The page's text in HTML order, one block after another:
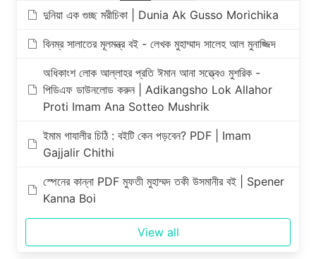
দুনিয়া এক গুচ্ছ মরীচিকা | Dunia Ak Gusso Morichika
বিনম্র সালাতের মূলমন্ত্র বই - লেখক মুহাম্মাদ সালেহ আল মুনাজ্জিদ
অধিকাংশ লোক আল্লাহর প্রতি ঈমান আনা সত্ত্বেও মুশরিক -
পিডিএফ ডাউনলোড করুন | Adikangsho Lok Allahor
Proti Imam Ana Sotteo Mushrik
ইমাম গাযালীর চিঠি : বইটি কেন পড়বেন? PDF | Imam
Gajjalir Chithi
স্পেনের কান্না PDF মুফতী মুহাম্মদ তকী উসমানীর বই | Spener
Kanna Boi
View all